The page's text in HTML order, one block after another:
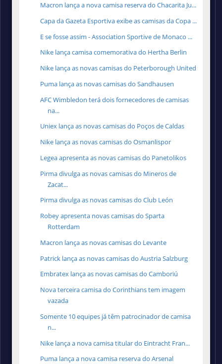
Macron lança a nova camisa reserva do Chacarita Ju...
Capa da Gazeta Esportiva exibe as camisas da Copa ...
E se fosse assim - Association Sportive de Monaco ...
Nike lança camisa comemorativa do Hertha Berlin
Nike lança as novas camisas do Peterborough United
Puma lança as novas camisas do Sandhausen
AFC Wimbledon terá dois fornecedores de camisas
na...
Uniex lança as novas camisas do Poços de Caldas
Nike lança as novas camisas do Osmanlispor
Legea apresenta as novas camisas do Panetolikos
Pirma divulga as novas camisas do Mineros de
Zacat...
Pirma divulga as novas camisas do Club León
Robey apresenta novas camisas do Sparta
Rotterdam
Macron lança as novas camisas do Levante
Patrick lança as novas camisas do Austria Salzburg
Embratex lança as novas camisas do Camboriú
Nova terceira camisa do Corinthians tem imagem
vazada
Somente 10 equipes já têm patrocinador de camisa
n...
Nike lança a nova camisa titular do Eintracht Fran...
Puma lança a nova camisa reserva do Arsenal